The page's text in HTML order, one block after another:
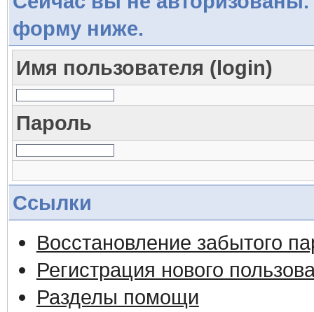
форму ниже.
Имя пользователя (login)
Пароль
Ссылки
Восстановление забытого
Регистрация нового
Разделы помощи